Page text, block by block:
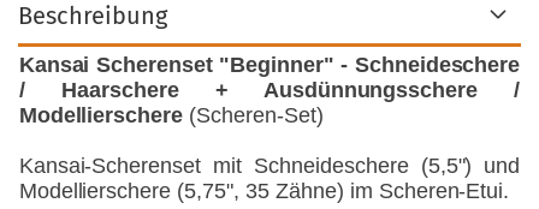
Beschreibung
Kansai Scherenset "Beginner" - Schneideschere
/ Haarschere + Ausdünnungsschere /
Modellierschere (Scheren-Set)
Kansai-Scherenset mit Schneideschere (5,5") und
Modellierschere (5,75", 35 Zähne) im Scheren-Etui.